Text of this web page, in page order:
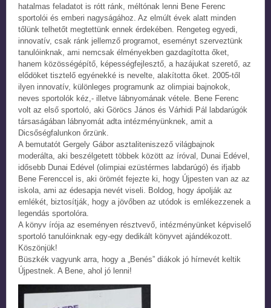
hatalmas feladatot is rótt ránk, méltónak lenni Bene Ferenc
sportolói és emberi nagyságához. Az elmúlt évek alatt minden
tőlünk telhetőt megtettünk ennek érdekében. Rengeteg egyedi,
innovatív, csak ránk jellemző programot, eseményt szerveztünk
tanulóinknak, ami nemcsak élményekben gazdagította őket,
hanem közösségépítő, képességfejlesztő, a hazájukat szerető, az
elődöket tisztelő egyénekké is nevelte, alakította őket. 2005-től
ilyen innovatív, különleges programunk az olimpiai bajnokok,
neves sportolók kéz,- illetve lábnyomának vétele. Bene Ferenc
volt az első sportoló, aki Göröcs János és Várhidi Pál labdarúgók
társaságában lábnyomát adta intézményünknek, amit a
Dicsőségfalunkon őrzünk.
A bemutatót Gergely Gábor asztaliteniszező világbajnok
moderálta, aki beszélgetett többek között az íróval, Dunai Edével,
idősebb Dunai Edével (olimpiai ezüstérmes labdarúgó) és ifjabb
Bene Ferenccel is, aki örömét fejezte ki, hogy Újpesten van az az
iskola, ami az édesapja nevét viseli. Boldog, hogy ápolják az
emlékét, biztosítják, hogy a jövőben az utódok is emlékezzenek a
legendás sportolóra.
A könyv írója az eseményen résztvevő, intézményünket képviselő
sportoló tanulóinknak egy-egy dedikált könyvet ajándékozott.
Köszönjük!
Büszkék vagyunk arra, hogy a „Benés” diákok jó hírnevét keltik
Újpestnek. A Bene, ahol jó lenni!